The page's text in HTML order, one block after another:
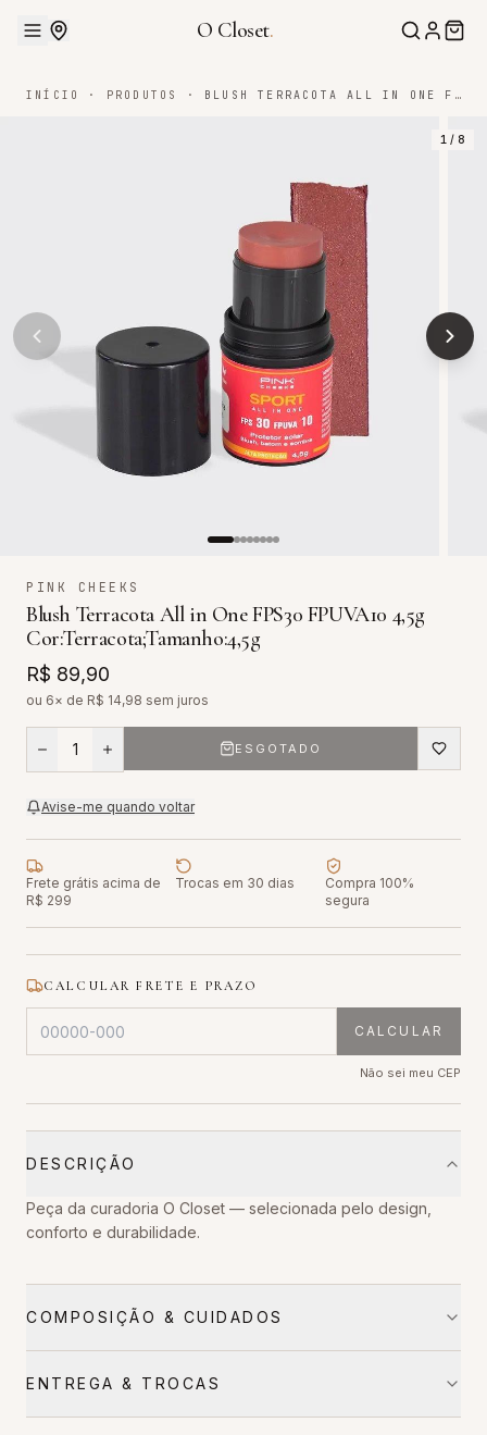
O Closet.
INÍCIO · PRODUTOS · BLUSH TERRACOTA ALL IN ONE FPS30 FPUVA10 4,5G COR:TERRACOTA;TAMANHO:4,5G
1 / 8
PINK CHEEKS
Blush Terracota All in One FPS30 FPUVA10 4,5g
Cor:Terracota;Tamanho:4,5g
R$ 89,90
ou 6× de R$ 14,98 sem juros
1 ESGOTADO
Avise-me quando voltar
Frete grátis acima de
R$ 299
Trocas em 30 dias
Compra 100%
segura
CALCULAR FRETE E PRAZO
CALCULAR
Não sei meu CEP
DESCRIÇÃO
Peça da curadoria O Closet — selecionada pelo design,
conforto e durabilidade.
COMPOSIÇÃO & CUIDADOS
ENTREGA & TROCAS